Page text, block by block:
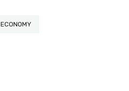
ECONOMY